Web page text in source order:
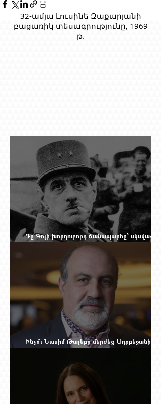
32-ամյա Լուսինե Զաքարյանի
բացառիկ տեսագրությունը, 1969
թ.
Դը Գոլի խորդուբորդ ճանապարհը՝ սկսված
մեղադրյալի աթոռից և մեկ սխալ գրված
Ինչո՞ւ Նասիմ Թալեբը մերժեց Ադրբեջանի
հրավերքը և պաշտպանեց Ռուբեն